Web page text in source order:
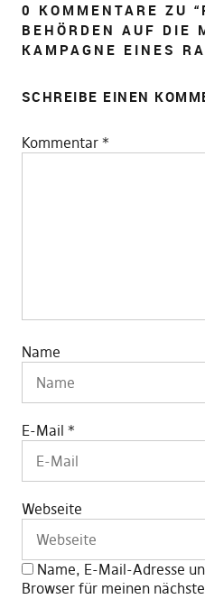
0 KOMMENTARE ZU “
BEHÖRDEN AUF DIE
KAMPAGNE EINES
SCHREIBE EINEN
Kommentar *
Name
E-Mail *
Webseite
Name, E-Mail-Adresse
Browser für meinen